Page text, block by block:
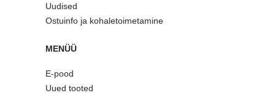
Uudised
Ostuinfo ja kohaletoimetamine
MENÜÜ
E-pood
Uued tooted